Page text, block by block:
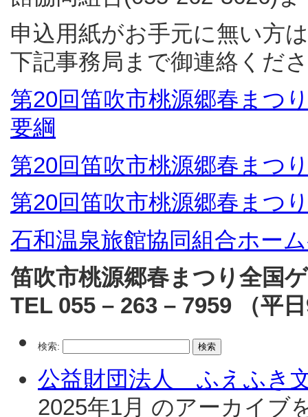
申込用紙がお手元に無い方
下記事務局まで御連絡くだ
第20回笛吹市桃源郷春まつ
要綱
第20回笛吹市桃源郷春まつ
第20回笛吹市桃源郷春まつ
石和温泉旅館協同組合ホー
笛吹市桃源郷春まつり全国
TEL 055 – 263 – 7959 （平
検索:
公益財団法人 ふえふき
2025年1月 のアーカイブ